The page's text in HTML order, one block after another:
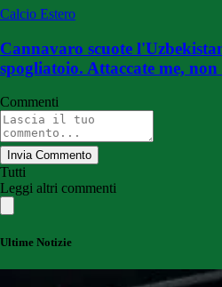
Calcio Estero
Cannavaro scuote
spogliatoio. Attaccate me,
Commenti
Invia Commento
Tutti
Leggi altri commenti
Ultime Notizie